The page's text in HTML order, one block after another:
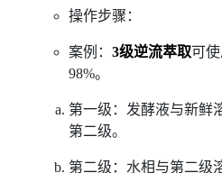
操作步骤：
案例： 3级逆流萃取可
98%。
第一级：发酵液与新鲜
第二级。
第二级：水相与第二级